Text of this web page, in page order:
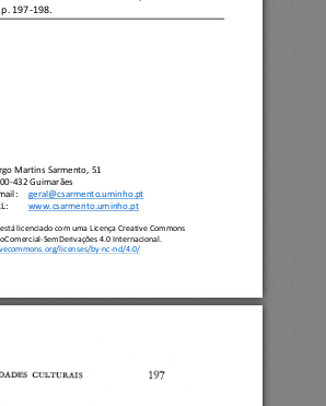
Martins Sarmento, 51
- 432 Guimarães
mail:
geral@csarmento.uminho.pt
www.csarmento.uminho.pt
está licenciado com uma Licença Creative Commons
- SemDerivações 4.0 Internacional.
licenses/by-nc-nd/4.0/
p. 197
-198.
CULTURAIS 197